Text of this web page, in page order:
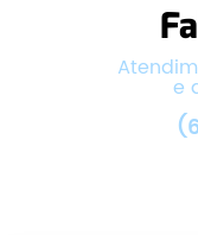
e